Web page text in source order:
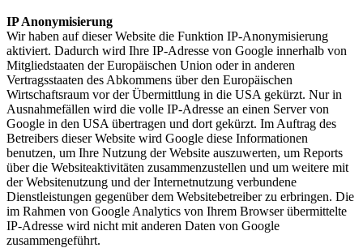
IP Anonymisierung
Wir haben auf dieser Website die Funktion IP-Anonymisierung
aktiviert. Dadurch wird Ihre IP-Adresse von Google innerhalb von
Mitgliedstaaten der Europäischen Union oder in anderen
Vertragsstaaten des Abkommens über den Europäischen
Wirtschaftsraum vor der Übermittlung in die USA gekürzt. Nur in
Ausnahmefällen wird die volle IP-Adresse an einen Server von
Google in den USA übertragen und dort gekürzt. Im Auftrag des
Betreibers dieser Website wird Google diese Informationen
benutzen, um Ihre Nutzung der Website auszuwerten, um Reports
über die Websiteaktivitäten zusammenzustellen und um weitere mit
der Websitenutzung und der Internetnutzung verbundene
Dienstleistungen gegenüber dem Websitebetreiber zu erbringen. Die
im Rahmen von Google Analytics von Ihrem Browser übermittelte
IP-Adresse wird nicht mit anderen Daten von Google
zusammengeführt.